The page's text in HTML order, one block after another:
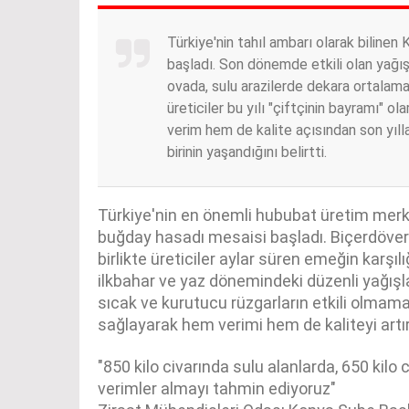
Türkiye'nin tahıl ambarı olarak bilinen
başladı. Son dönemde etkili olan
ovada, sulu arazilerde dekara
üreticiler bu yılı "çiftçinin bayramı"
verim hem de kalite açısından son
birinin yaşandığını belirtti.
Türkiye'nin en önemli hububat üretim
buğday hasadı mesaisi başladı.
birlikte üreticiler aylar süren emeğin
ilkbahar ve yaz dönemindeki düzenli
sıcak ve kurutucu rüzgarların etkili
sağlayarak hem verimi hem de kaliteyi
"850 kilo civarında sulu alanlarda, 650 kilo
verimler almayı tahmin ediyoruz"